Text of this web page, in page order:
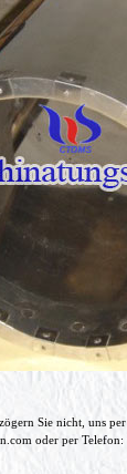
Sie nicht, uns
oder per